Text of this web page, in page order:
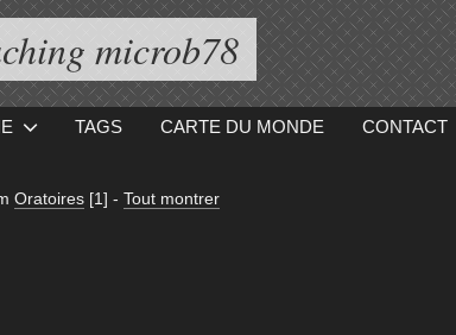
microb78
TAGS CARTE DU MONDE CONTACT
Oratoires [1] - Tout montrer